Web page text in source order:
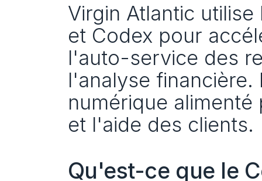
Virgin Atlantic
et Codex pour
l'auto-service des
l'analyse
numérique
et l'aide des clients.
Qu'est-ce que le